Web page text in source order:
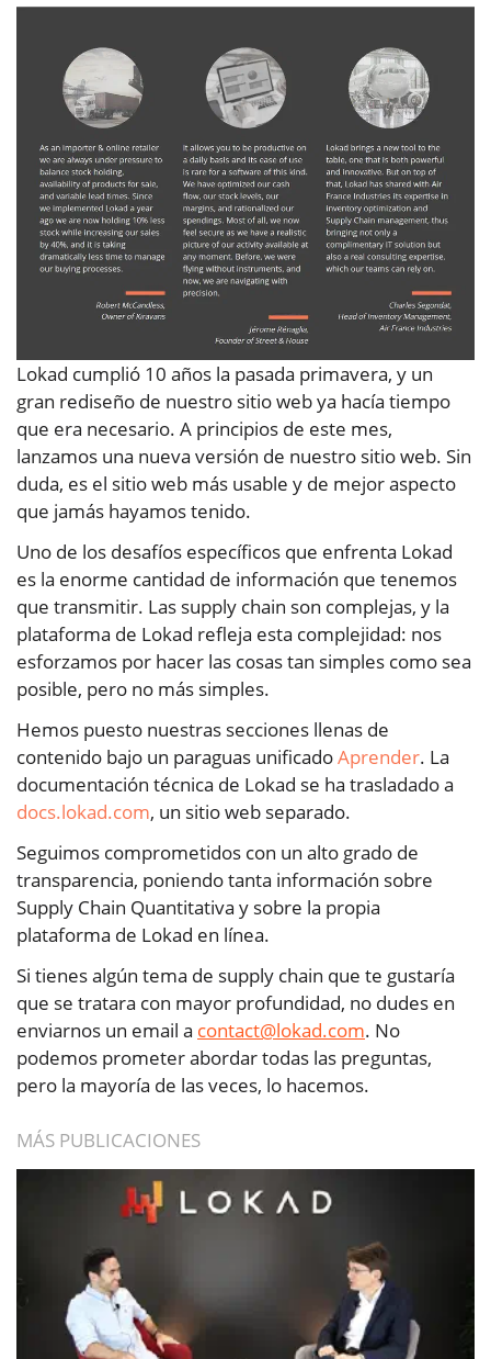
Lokad cumplió 10 años la pasada primavera, y un
gran rediseño de nuestro sitio web ya hacía tiempo
que era necesario. A principios de este mes,
lanzamos una nueva versión de nuestro sitio web. Sin
duda, es el sitio web más usable y de mejor aspecto
que jamás hayamos tenido.
Uno de los desafíos específicos que enfrenta Lokad
es la enorme cantidad de información que tenemos
que transmitir. Las supply chain son complejas, y la
plataforma de Lokad refleja esta complejidad: nos
esforzamos por hacer las cosas tan simples como sea
posible, pero no más simples.
Hemos puesto nuestras secciones llenas de
contenido bajo un paraguas unificadoAprender. La
documentación técnica de Lokad se ha trasladado a
docs.lokad.com, un sitio web separado.
Seguimos comprometidos con un alto grado de
transparencia, poniendo tanta información sobre
Supply Chain Quantitativa y sobre la propia
plataforma de Lokad en línea.
Si tienes algún tema de supply chain que te gustaría
que se tratara con mayor profundidad, no dudes en
enviarnos un email a contact@lokad.com. No
podemos prometer abordar todas las preguntas,
pero la mayoría de las veces, lo hacemos.
MÁS PUBLICACIONES